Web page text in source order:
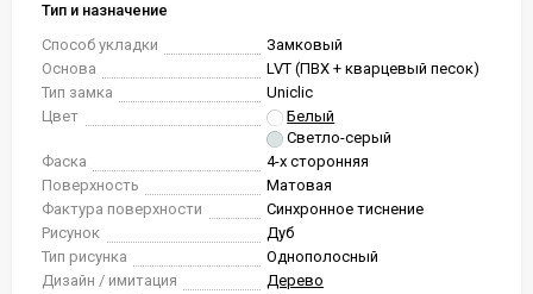
Тип и назначение
Способ укладки
Замковый
Основа
LVT (ПВХ + кварцевый песок)
Тип замка
Uniclic
Цвет
Белый
Светло-серый
Фаска
4-х сторонняя
Поверхность
Матовая
Фактура поверхности
Синхронное тиснение
Рисунок
Дуб
Тип рисунка
Однополосный
Дизайн / имитация
Дерево